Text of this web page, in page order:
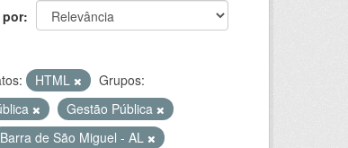
por
HTML
Grupos:
Gestão Pública
Barra de São Miguel - AL